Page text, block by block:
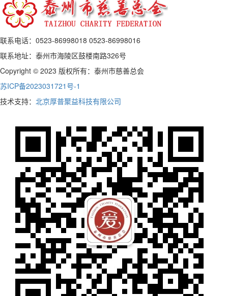
联系电话：0523-86998018 0523-86998016
联系地址：泰州市海陵区鼓楼南路326号
Copyright © 2023 版权所有：泰州市慈善总会
苏ICP备2023031721号-1
技术支持： 北京厚普聚益科技有限公司